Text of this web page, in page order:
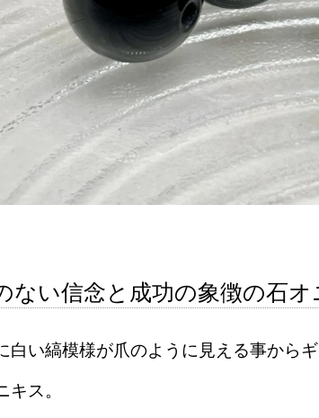
ない信念と成功の象徴の石オ
白い縞模様が爪のように見える事から
ス。